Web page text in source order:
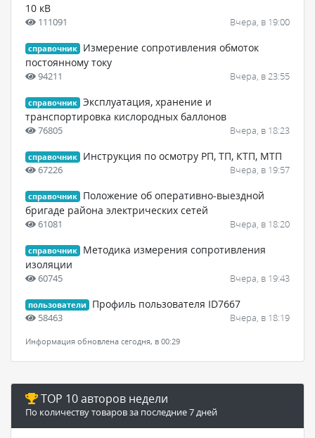
10 кВ
111091 Вчера, в 19:00
справочник
Измерение сопротивления обмоток
постоянному току
94211 Вчера, в 23:55
справочник Эксплуатация, хранение и
транспортировка кислородных баллонов
76805 Вчера, в 18:23
справочник Инструкция по осмотру РП, ТП, КТП, МТП
67226 Вчера, в 19:57
справочник
Положение об оперативно-выездной
бригаде района электрических сетей
61081 Вчера, в 18:20
справочник
Методика измерения сопротивления
изоляции
60745 Вчера, в 19:43
пользователи Профиль пользователя ID7667
58463 Вчера, в 18:19
Информация обновлена сегодня, в 00:29
TOP 10 авторов недели
По количеству товаров за последние 7 дней